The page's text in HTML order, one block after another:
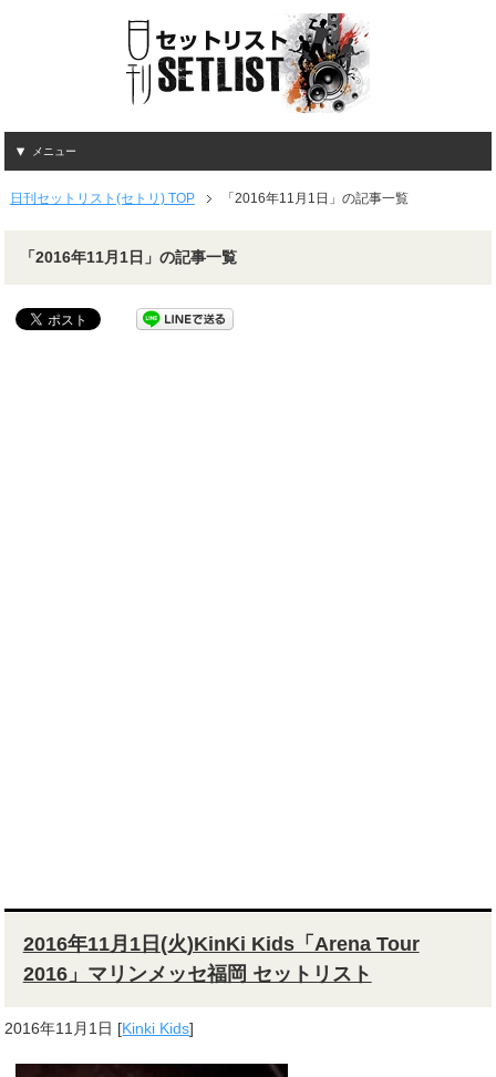
メニュー
日刊セットリスト(セトリ) TOP 「2016年11月1日」の記事一覧
「2016年11月1日」の記事一覧
2016年11月1日(火)KinKi Kids「Arena Tour
2016」マリンメッセ福岡 セットリスト
2016年11月1日 [Kinki Kids]